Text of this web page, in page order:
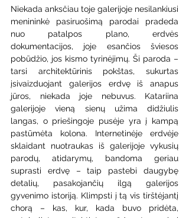
Niekada anksčiau toje galerijoje nesilankiusi
menininkė pasiruošimą parodai pradeda
nuo patalpos plano, erdvės
dokumentacijos, joje esančios šviesos
pobūdžio, jos kismo tyrinėjimų. Ši paroda –
tarsi architektūrinis pokštas, sukurtas
įsivaizduojant galerijos erdvę iš anapus
jūros, niekada joje nebuvus. Katariina
galerijoje vieną sienų užima didžiulis
langas, o priešingoje pusėje yra į kampą
pastūmėta kolona. Internetinėje erdvėje
sklaidant nuotraukas iš galerijoje vykusių
parodų, atidarymų, bandoma geriau
suprasti erdvę – taip pastebi daugybę
detalių, pasakojančių ilgą galerijos
gyvenimo istoriją. Klimpsti į tą vis tirštėjantį
chorą – kas, kur, kada buvo pridėta,